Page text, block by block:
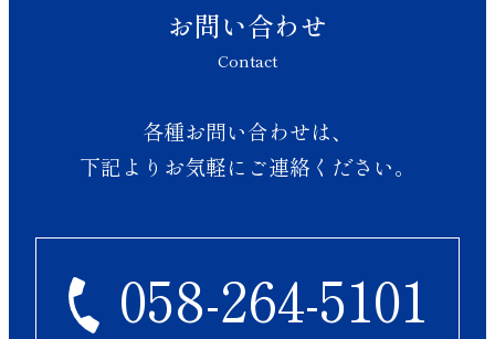
お問い合わせ
Contact
各種お問い合わせは、
下記よりお気軽にご連絡ください。
058-264-5101